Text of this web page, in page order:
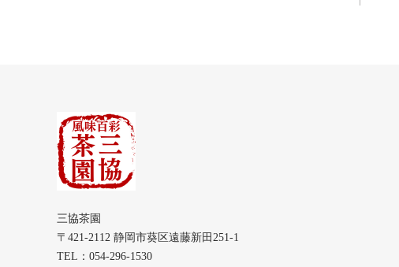
三協茶園
〒421-2112 静岡市葵区遠藤新田251-1
TEL：054-296-1530